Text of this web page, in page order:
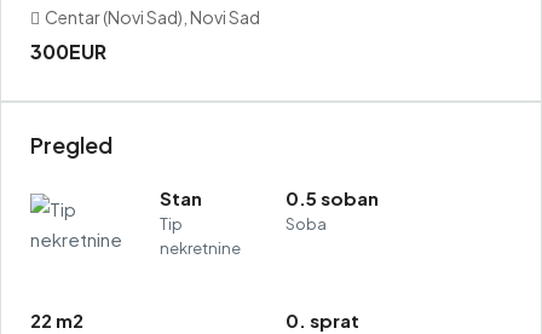
Centar (Novi Sad), Novi Sad
300EUR
Pregled
Stan
Tip
nekretnine
0.5 soban
Soba
22 m2 0. sprat